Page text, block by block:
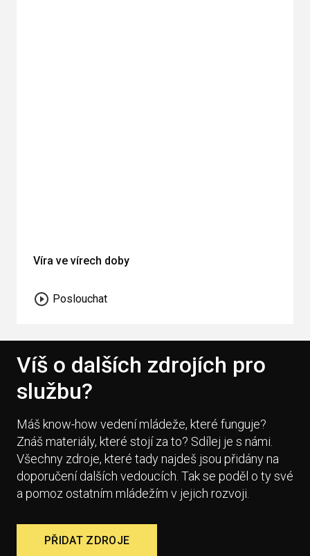
Víra ve vírech doby
Poslouchat
Víš o dalších zdrojích pro
službu?
Máš know-how vedení mládeže, které funguje?
Znáš materiály, které stojí za to? Sdílej je s námi.
Všechny zdroje, které tady najdeš jsou přidány na
doporučení dalších vedoucích. Tak se poděl o ty své
a pomoz ostatním mládežím v jejich rozvoji.
PŘIDAT ZDROJE